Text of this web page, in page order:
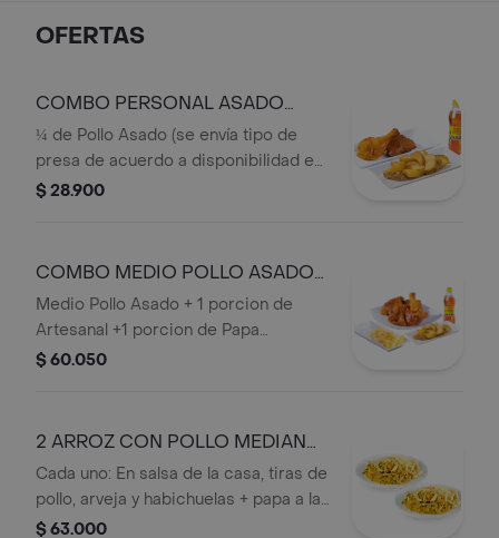
OFERTAS
COMBO PERSONAL ASADO
OFERTA
¼ de Pollo Asado (se envía tipo de
presa de acuerdo a disponibilidad en
punto de venta),1 Acompañamiento
$ 28.900
COMBO MEDIO POLLO ASADO
OFERTA
Medio Pollo Asado + 1 porcion de
Artesanal +1 porcion de Papa
Francesa + 1 Bebida Personal.
$ 60.050
2 ARROZ CON POLLO MEDIANO
OFERTA
Cada uno: En salsa de la casa, tiras de
pollo, arveja y habichuelas + papa a la
francesa.
$ 63.000